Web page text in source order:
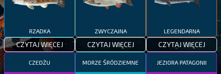
RZADKA
CZYTAJ WIĘCEJ
ZWYCZAJNA
CZYTAJ WIĘCEJ
LEGENDARNA
CZYTAJ WIĘCEJ
CZEDŻU MORZE ŚRÓDZIEMNE JEZIORA PATAGONII